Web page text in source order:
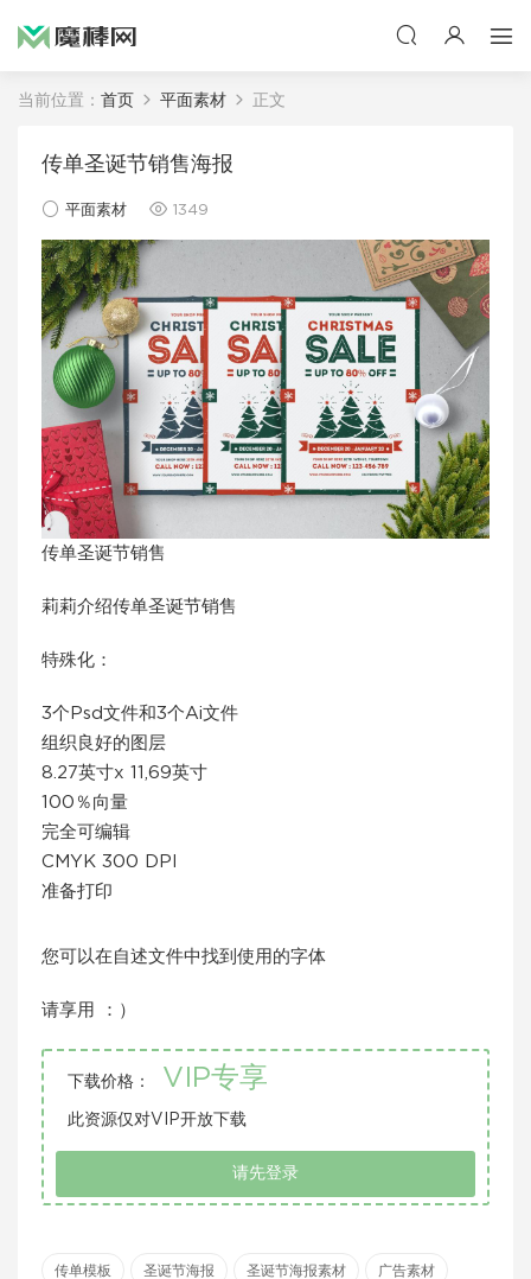
当前位置： 首页 平面素材 正文
传单圣诞节销售海报
平面素材 1349
传单圣诞节销售
莉莉介绍传单圣诞节销售
特殊化：
3个Psd文件和3个Ai文件
组织良好的图层
8.27英寸x 11,69英寸
100％向量
完全可编辑
CMYK 300 DPI
准备打印
您可以在自述文件中找到使用的字体
请享用 ：）
下载价格： VIP专享
此资源仅对VIP开放下载
请先登录
传单模板 圣诞节海报 圣诞节海报素材 广告素材